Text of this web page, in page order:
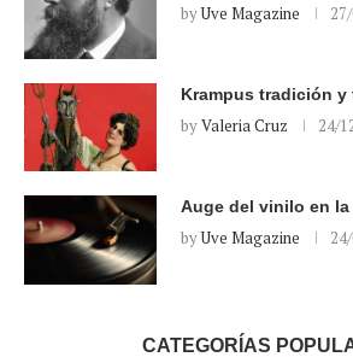
byUve Magazine
Krampus tradición y
byValeria Cruz 24/
Auge del vinilo en
byUve Magazine
CATEGORÍAS